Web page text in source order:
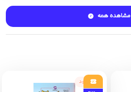
مشاهده همه
ناموجود